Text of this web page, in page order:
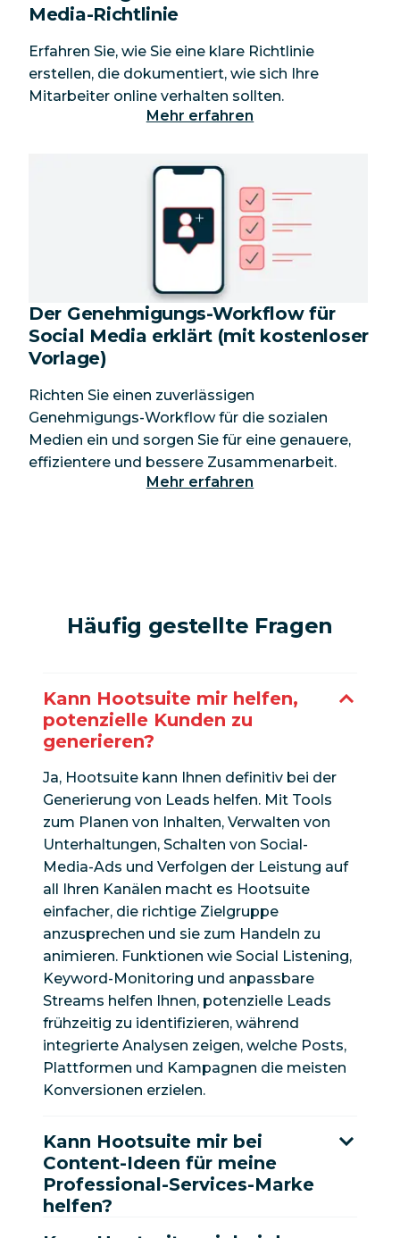
Media-Richtlinie
Erfahren Sie, wie Sie eine klare Richtlinie
erstellen, die dokumentiert, wie sich Ihre
Mitarbeiter online verhalten sollten.
Mehr erfahren
Der Genehmigungs-Workflow für
Social Media erklärt (mit kostenloser
Vorlage)
Richten Sie einen zuverlässigen
Genehmigungs-Workflow für die sozialen
Medien ein und sorgen Sie für eine genauere,
effizientere und bessere Zusammenarbeit.
Mehr erfahren
Häufig gestellte Fragen
Kann Hootsuite mir helfen,
potenzielle Kunden zu
generieren?
Ja, Hootsuite kann Ihnen definitiv bei der
Generierung von Leads helfen. Mit Tools
zum Planen von Inhalten, Verwalten von
Unterhaltungen, Schalten von Social-
Media-Ads und Verfolgen der Leistung auf
all Ihren Kanälen macht es Hootsuite
einfacher, die richtige Zielgruppe
anzusprechen und sie zum Handeln zu
animieren. Funktionen wie Social Listening,
Keyword-Monitoring und anpassbare
Streams helfen Ihnen, potenzielle Leads
frühzeitig zu identifizieren, während
integrierte Analysen zeigen, welche Posts,
Plattformen und Kampagnen die meisten
Konversionen erzielen.
Kann Hootsuite mir bei
Content-Ideen für meine
Professional-Services-Marke
helfen?